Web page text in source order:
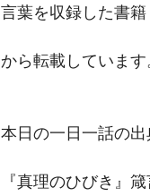
言葉を収録した書籍
から転載しています
本日の一日一話の出
『真理のひびき』箴